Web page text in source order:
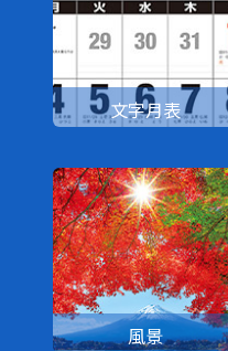
文字月表
風景